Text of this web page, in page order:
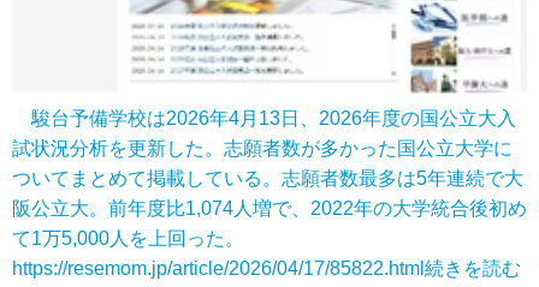
駿台予備学校は2026年4月13日、2026年度の国公立大入
試状況分析を更新した。志願者数が多かった国公立大学に
ついてまとめて掲載している。志願者数最多は5年連続で大
阪公立大。前年度比1,074人増で、2022年の大学統合後初め
て1万5,000人を上回った。
https://resemom.jp/article/2026/04/17/85822.html 続きを読む